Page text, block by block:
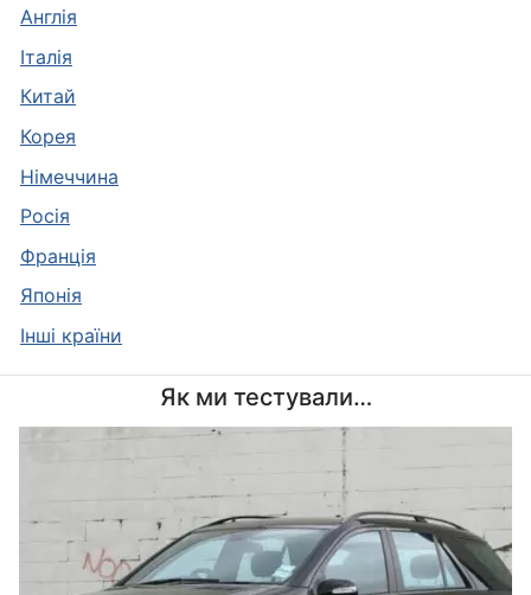
Англія
Італія
Китай
Корея
Німеччина
Росія
Франція
Японія
Інші країни
Як ми тестували…